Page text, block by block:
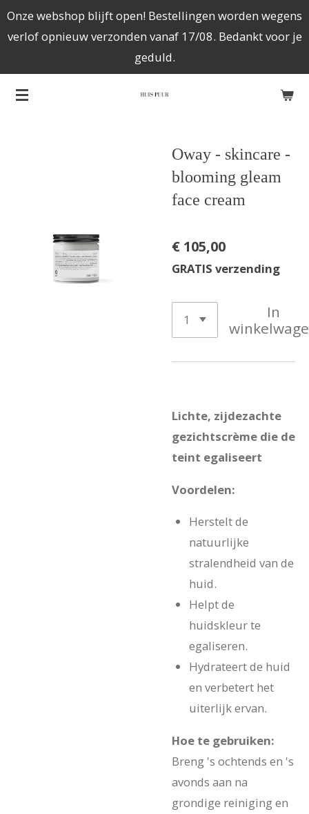
Ga
direct
de
hoofdinhoud
Onze webshop blijft open! Bestellingen worden wegens
verlof opnieuw verzonden vanaf 17/08. Bedankt voor je
geduld.
Oway - skincare -
blooming gleam
face cream
€ 105,00
GRATIS verzending
In
Lichte, zijdezachte
gezichtscrème die de
teint egaliseert
Voordelen:
Herstelt de
natuurlijke
stralendheid van de
huid.
Helpt de
huidskleur te
egaliseren.
Hydrateert de huid
en verbetert het
uiterlijk ervan.
Hoe te gebruiken:
Breng 's ochtends en 's
avonds aan na
grondige reiniging en